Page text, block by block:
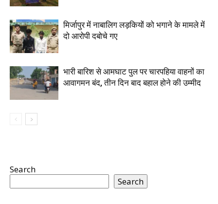
मिर्जापुर में नाबालिग लड़कियों को भगाने के मामले में
दो आरोपी दबोचे गए
भारी बारिश से आमघाट पुल पर चारपहिया वाहनों का
आवागमन बंद, तीन दिन बाद बहाल होने की उम्मीद
Search
Search